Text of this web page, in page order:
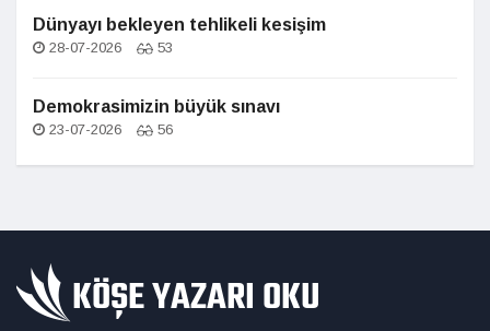
Dünyayı bekleyen tehlikeli kesişim
28-07-2026 53
Demokrasimizin büyük sınavı
23-07-2026 56